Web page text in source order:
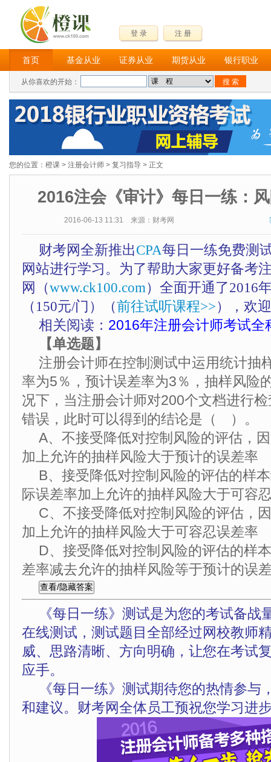
登 录 注 册
首页 基金从业 证券从业 期货从业 银行职业
从你喜欢的开始：
您的位置： 橙课 > 注册会计师 > 复习指导 > 正文
2016注会《审计》每日一练：
2016-06-13 11:31 来源：财考网
财考网全新推出CPA每日一练免费测
网站进行学习。为了帮助大家更好备考
网（www.ck100.com）全面开通了2016
（150元/门）（前往试听课程>>），欢
相关阅读： 2016年注册会计师考试全
【单选题】
注册会计师在控制测试中运用统计抽
率为5％，预计误差率为3％，抽样风险
况下，当注册会计师对200个文档进行
错误，此时可以得到的结论是（ ）。
A、不接受降低对控制风险的评估，
加上允许的抽样风险大于预计的误差率
B、接受降低对控制风险的评估的样
际误差率加上允许的抽样风险大于可容
C、不接受降低对控制风险的评估，
加上允许的抽样风险大于可容忍误差率
D、接受降低对控制风险的评估的样
差率减去允许的抽样风险等于预计的误
《每日一练》测试是为您的考试备战
在线测试，测试题目全部经过网校教师
威、思路清晰、方向明确，让您在考试
应手。
《每日一练》测试期待您的热情参与
和建议。财考网全体员工预祝您学习进